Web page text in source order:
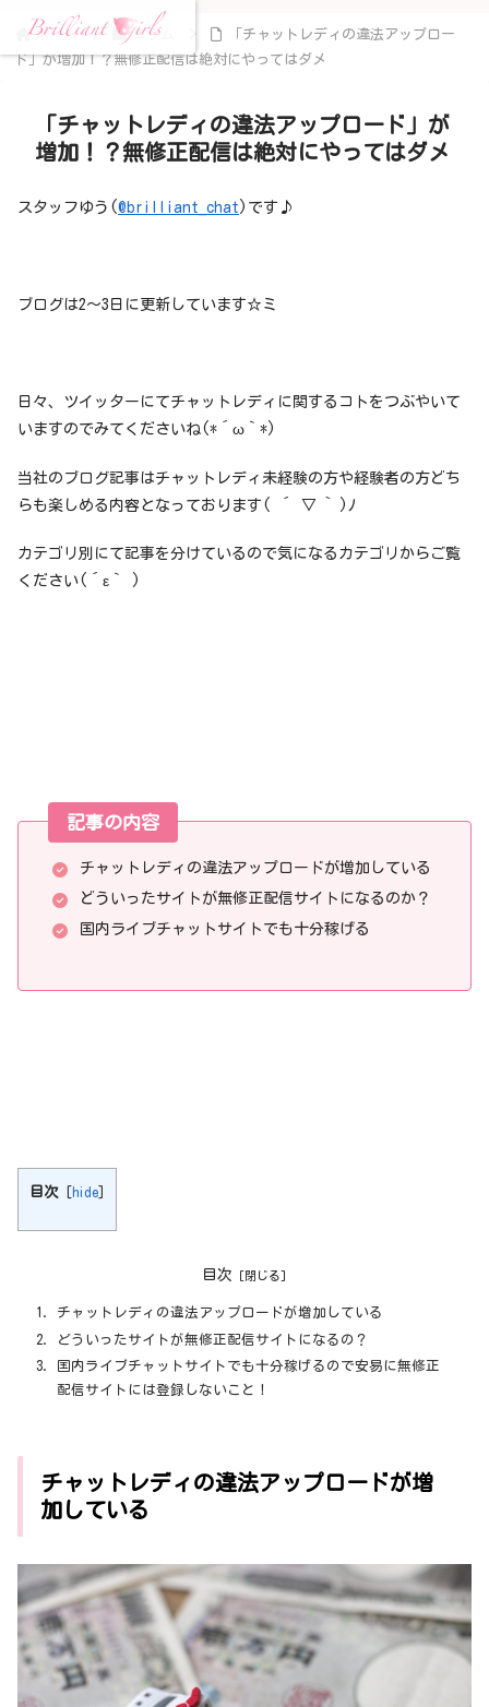
ホーム コラム
「チャットレディの違法アップロー
ド」が増加！？無修正配信は絶対にやってはダメ
「チャットレディの違法アップロード」が
増加！？無修正配信は絶対にやってはダメ
スタッフゆう(@brilliant_chat )です♪
ブログは2〜3日に更新しています☆ミ
日々、ツイッターにてチャットレディに関するコトをつぶやいて
いますのでみてくださいね(*´ω｀*)
当社のブログ記事はチャットレディ未経験の方や経験者の方どち
らも楽しめる内容となっております( ´ ▽ ` )ﾉ
カテゴリ別にて記事を分けているので気になるカテゴリからご覧
ください(´ε｀ )
記事の内容
チャットレディの違法アップロードが増加している
どういったサイトが無修正配信サイトになるのか？
国内ライブチャットサイトでも十分稼げる
目次 [hide]
目次
チャットレディの違法アップロードが増加している
どういったサイトが無修正配信サイトになるの？
国内ライブチャットサイトでも十分稼げるので安易に無修正
配信サイトには登録しないこと！
チャットレディの違法アップロードが増
加している